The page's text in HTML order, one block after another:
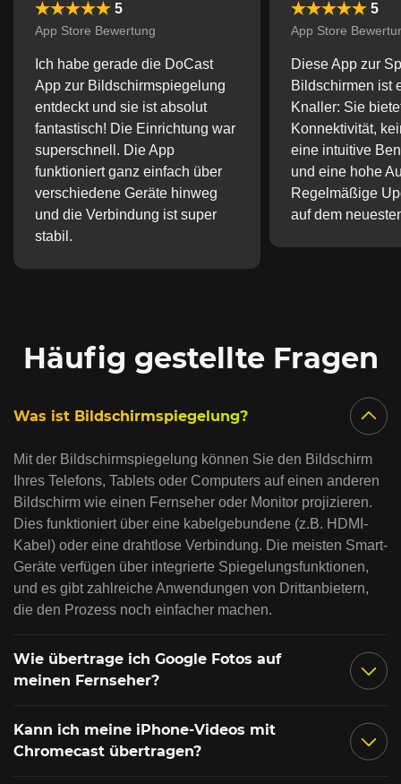
5
App Store Bewertung
Ich habe gerade die DoCast
App zur Bildschirmspiegelung
entdeckt und sie ist absolut
fantastisch! Die Einrichtung war
superschnell. Die App
funktioniert ganz einfach über
verschiedene Geräte hinweg
und die Verbindung ist super
stabil.
5
App Store
Diese App zur
Bildschirmen ist
Knaller: Sie
Konnektivität,
eine intuitive
und eine hohe
Regelmäßige
auf dem
Häufig gestellte Fragen
Was ist Bildschirmspiegelung?
Mit der Bildschirmspiegelung können Sie den Bildschirm
Ihres Telefons, Tablets oder Computers auf einen anderen
Bildschirm wie einen Fernseher oder Monitor projizieren.
Dies funktioniert über eine kabelgebundene (z.B. HDMI-
Kabel) oder eine drahtlose Verbindung. Die meisten Smart-
Geräte verfügen über integrierte Spiegelungsfunktionen,
und es gibt zahlreiche Anwendungen von Drittanbietern,
die den Prozess noch einfacher machen.
Wie übertrage ich Google Fotos auf
meinen Fernseher?
Kann ich meine iPhone-Videos mit
Chromecast übertragen?